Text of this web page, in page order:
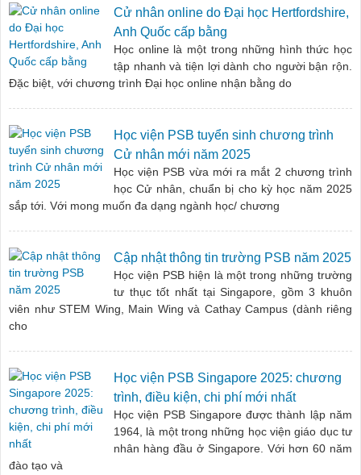
Cử nhân online do Đại học Hertfordshire,
Anh Quốc cấp bằng
Học online là một trong những hình thức học
tập nhanh và tiện lợi dành cho người bận rộn.
Đặc biệt, với chương trình Đại học online nhận bằng do
Học viện PSB tuyển sinh chương trình
Cử nhân mới năm 2025
Học viện PSB vừa mới ra mắt 2 chương trình
học Cử nhân, chuẩn bị cho kỳ học năm 2025
sắp tới. Với mong muốn đa dạng ngành học/ chương
Cập nhật thông tin trường PSB năm 2025
Học viện PSB hiện là một trong những trường
tư thục tốt nhất tại Singapore, gồm 3 khuôn
viên như STEM Wing, Main Wing và Cathay Campus (dành riêng
cho
Học viện PSB Singapore 2025: chương
trình, điều kiện, chi phí mới nhất
Học viện PSB Singapore được thành lập năm
1964, là một trong những học viện giáo dục tư
nhân hàng đầu ở Singapore. Với hơn 60 năm
đào tạo và